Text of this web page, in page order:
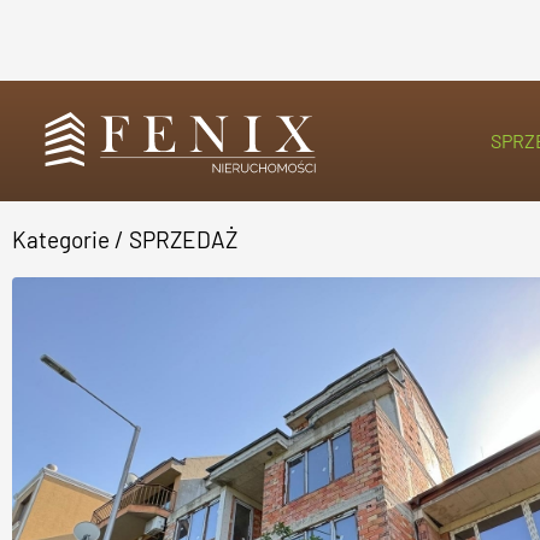
Kategorie / SPRZEDAŻ